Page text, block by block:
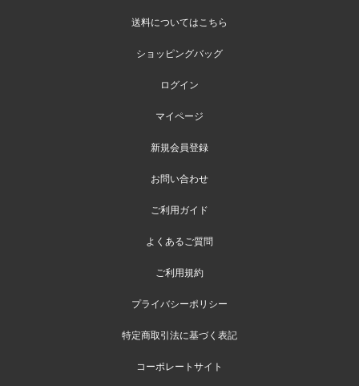
送料についてはこちら
ショッピングバッグ
ログイン
マイページ
新規会員登録
お問い合わせ
ご利用ガイド
よくあるご質問
ご利用規約
プライバシーポリシー
特定商取引法に基づく表記
コーポレートサイト